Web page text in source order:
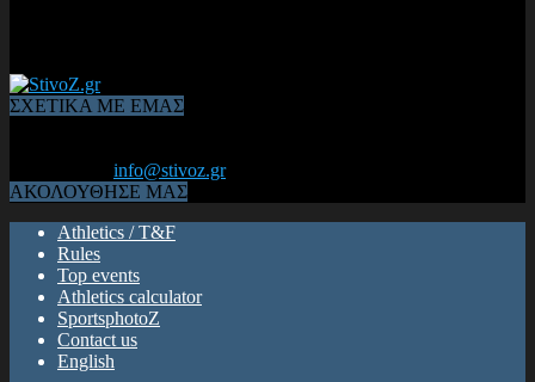
ΣΧΕΤΙΚΑ ΜΕ ΕΜΑΣ
info@stivoz.gr
ΑΚΟΛΟΥΘΗΣΕ ΜΑΣ
Athletics / T&F
Rules
Top events
Athletics calculator
SportsphotoZ
Contact us
English